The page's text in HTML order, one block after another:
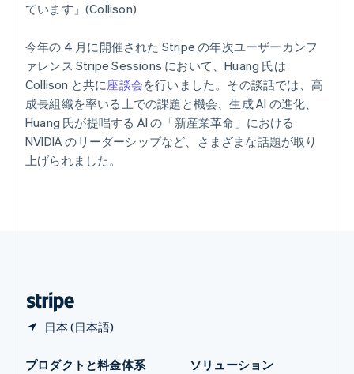
ています」(Collison)
今年の 4 月に開催された Stripe の年次ユーザーカンフ
ァレンス Stripe Sessions において、Huang 氏は
Collison と共に座談会を行いました。その談話では、高
成長組織を率いる上での課題と機会、生成 AI の進化、
Huang 氏が提唱する AI の「新産業革命」における
NVIDIA のリーダーシップなど、さまざまな話題が取り
上げられました。
日本 (日本語)
English 简体中文
メキシコ
ラトビア
English
リトアニア
English
リヒテンシュタイン
Deutsch English
ルーマニア
English
プロダクトと料金体系
ソリューション